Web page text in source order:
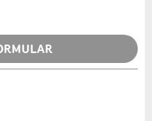
an Freunde weiter.